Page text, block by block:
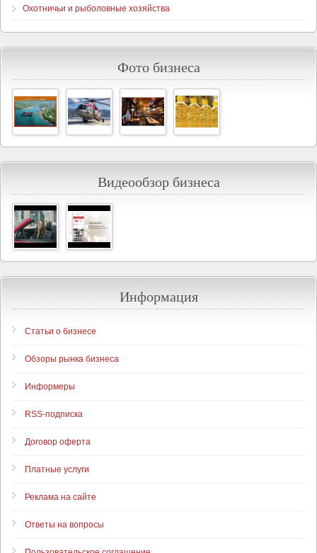
Охотничьи и рыболовные хозяйства
Фото бизнеса
Видеообзор бизнеса
Информация
Статьи о бизнесе
Обзоры рынка бизнеса
Информеры
RSS-подписка
Договор оферта
Платные услуги
Реклама на сайте
Ответы на вопросы